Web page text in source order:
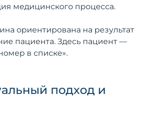
медицинского процесса.
ориентирована на результат
пациента. Здесь пациент —
в списке».
подход и